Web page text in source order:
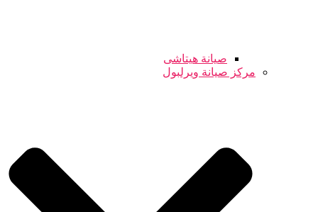
صيانة هيتاشى
مركز صيانة ويرلبول